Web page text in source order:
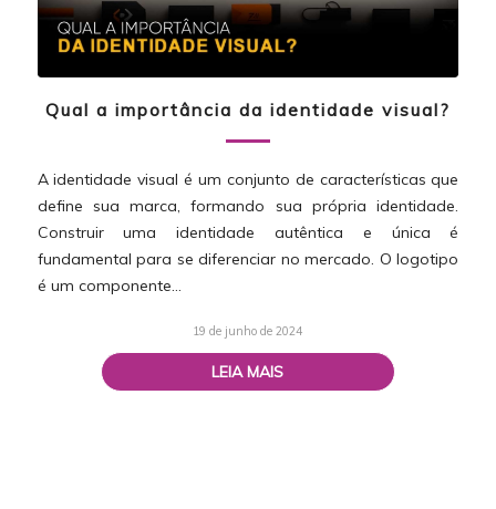
Qual a importância da identidade visual?
A identidade visual é um conjunto de características que
define sua marca, formando sua própria identidade.
Construir uma identidade autêntica e única é
fundamental para se diferenciar no mercado. O logotipo
é um componente…
LEIA MAIS
19 de junho de 2024